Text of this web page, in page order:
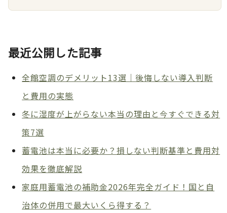
最近公開した記事
全館空調のデメリット13選｜後悔しない導入判断
と費用の実態
冬に湿度が上がらない本当の理由と今すぐできる対
策7選
蓄電池は本当に必要か？損しない判断基準と費用対
効果を徹底解説
家庭用蓄電池の補助金2026年完全ガイド！国と自
治体の併用で最大いくら得する？